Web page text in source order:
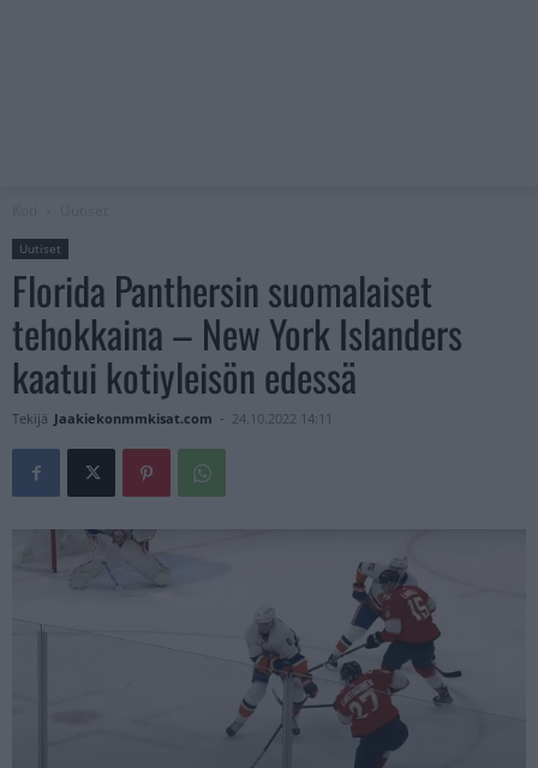
Uutiset
Florida Panthersin suomalaiset
tehokkaina – New York Islanders
kaatui kotiyleisön edessä
Tekijä Jaakiekonmmkisat.com - 24.10.2022 14:11